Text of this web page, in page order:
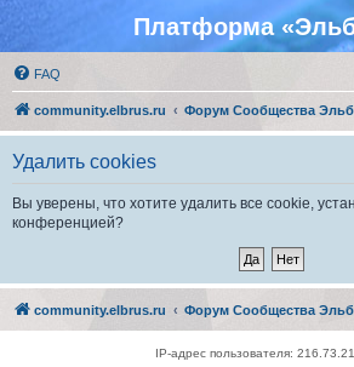
Платформа
FAQ
community.elbrus.ru Форум Сообщества
Удалить cookies
Вы уверены, что хотите удалить все cookie,
конференцией?
community.elbrus.ru Форум Сообщества
IP-адрес пользователя: